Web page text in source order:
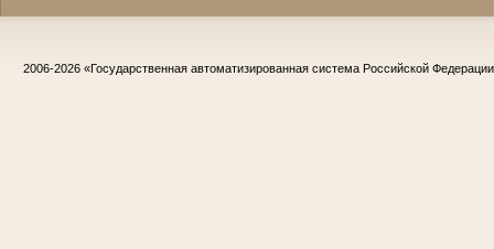
2006-2026 «Государственная автоматизированная система Российской